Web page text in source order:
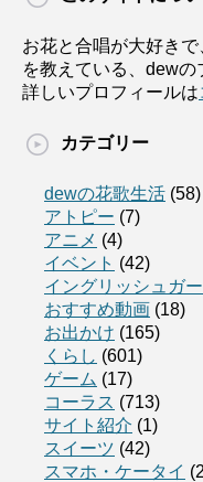
お花と合唱が大好き
を教えている、dewの
詳しいプロフィールは
カテゴリー
dewの花歌生活 (58)
アトピー (7)
アニメ (4)
イベント (42)
イングリッシュガ
おすすめ動画 (18)
お出かけ (165)
くらし (601)
ゲーム (17)
コーラス (713)
サイト紹介 (1)
スイーツ (42)
スマホ・ケータイ